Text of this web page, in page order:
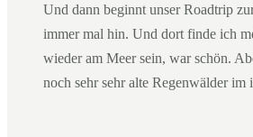
Und dann beginnt unser Roadtrip
immer mal hin. Und dort finde ich
wieder am Meer sein, war schön.
noch sehr sehr alte Regenwälder